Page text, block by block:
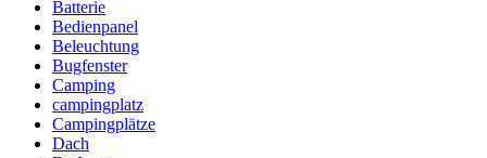
Batterie
Bedienpanel
Beleuchtung
Bugfenster
Camping
campingplatz
Campingplätze
Dach